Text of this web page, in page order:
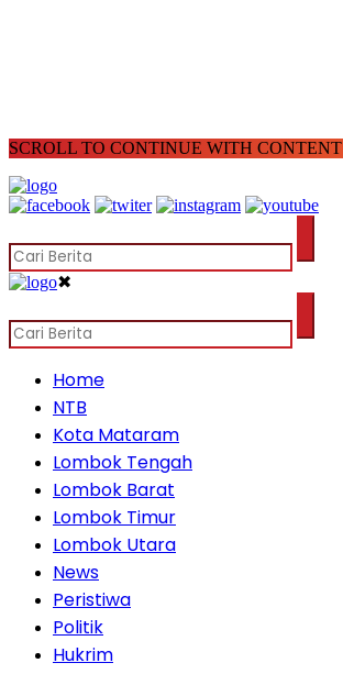
SCROLL TO CONTINUE WITH CONTENT
✖
Home
NTB
Kota Mataram
Lombok Tengah
Lombok Barat
Lombok Timur
Lombok Utara
News
Peristiwa
Politik
Hukrim